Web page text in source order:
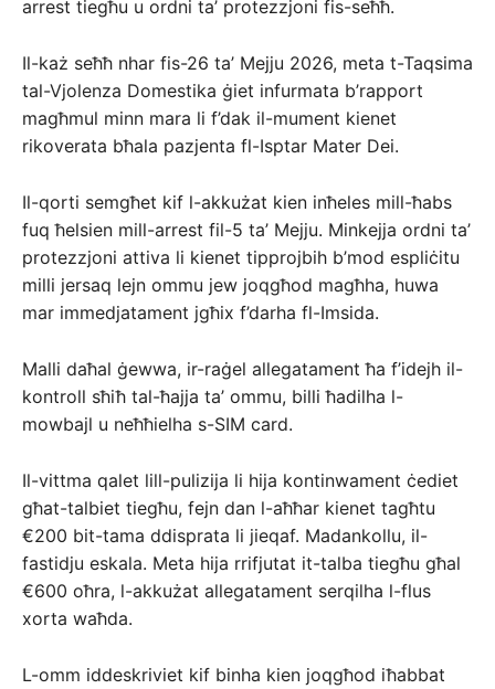
arrest tiegħu u ordni ta’ protezzjoni fis-seħħ.
Il-każ seħħ nhar fis-26 ta’ Mejju 2026, meta t-Taqsima
tal-Vjolenza Domestika ġiet infurmata b’rapport
magħmul minn mara li f’dak il-mument kienet
rikoverata bħala pazjenta fl-Isptar Mater Dei.
Il-qorti semgħet kif l-akkużat kien inħeles mill-ħabs
fuq ħelsien mill-arrest fil-5 ta’ Mejju. Minkejja ordni ta’
protezzjoni attiva li kienet tipprojbih b’mod espliċitu
milli jersaq lejn ommu jew joqgħod magħha, huwa
mar immedjatament jgħix f’darha fl-Imsida.
Malli daħal ġewwa, ir-raġel allegatament ħa f’idejh il-
kontroll sħiħ tal-ħajja ta’ ommu, billi ħadilha l-
mowbajl u neħħielha s-SIM card.
Il-vittma qalet lill-pulizija li hija kontinwament ċediet
għat-talbiet tiegħu, fejn dan l-aħħar kienet tagħtu
€200 bit-tama ddisprata li jieqaf. Madankollu, il-
fastidju eskala. Meta hija rrifjutat it-talba tiegħu għal
€600 oħra, l-akkużat allegatament serqilha l-flus
xorta waħda.
L-omm iddeskriviet kif binha kien joqgħod iħabbat